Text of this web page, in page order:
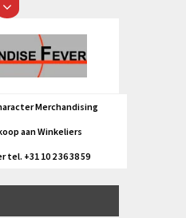
Merchandising
aan Winkeliers
+31 10 2 36 38 59